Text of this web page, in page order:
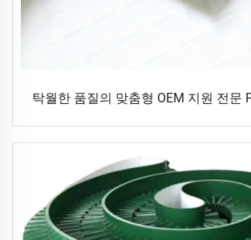
탁월한 품질의 맞춤형 OEM 지원 전문